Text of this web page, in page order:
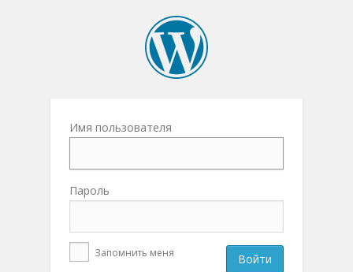
Имя пользователя
Пароль
Запомнить меня